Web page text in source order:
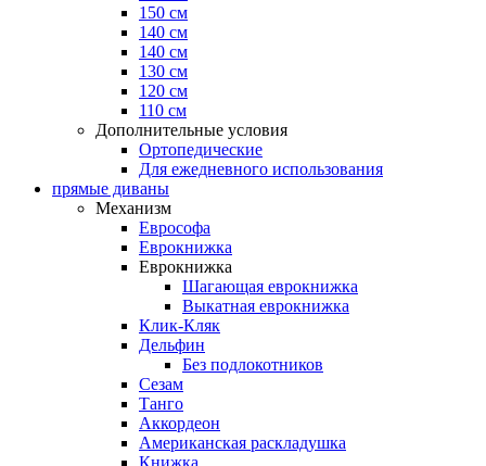
150 см
140 см
140 см
130 см
120 см
110 см
Дополнительные условия
Ортопедические
Для ежедневного использования
прямые диваны
Механизм
Еврософа
Еврокнижка
Еврокнижка
Шагающая еврокнижка
Выкатная еврокнижка
Клик-Кляк
Дельфин
Без подлокотников
Сезам
Танго
Аккордеон
Американская раскладушка